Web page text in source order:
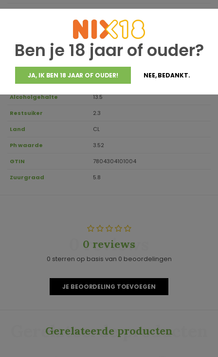
Ben je 18 jaar of ouder?
JA, IK BEN 18 JAAR OF OUDER! NEE, BEDANKT.
92% Cabernet Sauvignon, 6% Petit Verdot,
2% Syrah
Aconcagua Valley
Aanbevolen
drinktemperatuur
Alcoholgehalte 13.5
Restsuiker 2.3
Land CL
Ph waarde 3.52
GTIN 7804304101004
Zuurgraad 5.8
0 reviews
0 reviews
0 sterren op basis van 0 beoordelingen
JE BEOORDELING TOEVOEGEN
Gerelateerde producten
Gerelateerde producten